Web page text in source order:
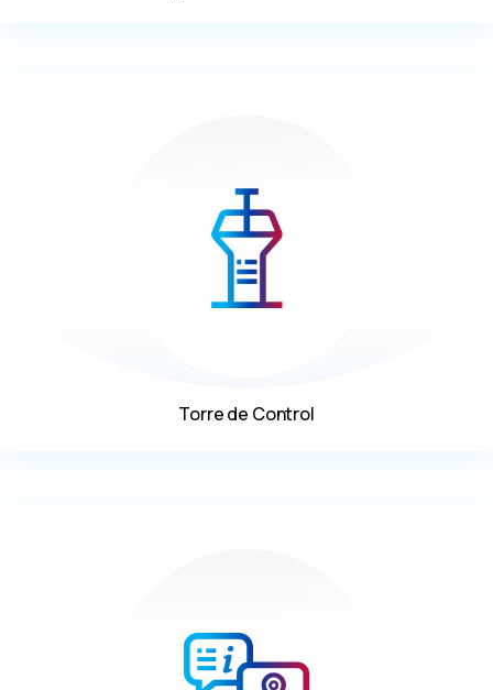
Torre de Control